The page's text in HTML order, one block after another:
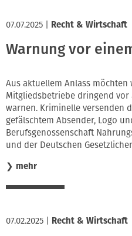
07.07.2025 Recht & Wirtschaft
Warnung vor
Aus aktuellem Anlass
Mitgliedsbetriebe dringend vor
warnen. Kriminelle versenden
gefälschtem Absender, Logo
Berufsgenossenschaft
und der Deutschen
❯ mehr
07.02.2025 Recht & Wirtschaft